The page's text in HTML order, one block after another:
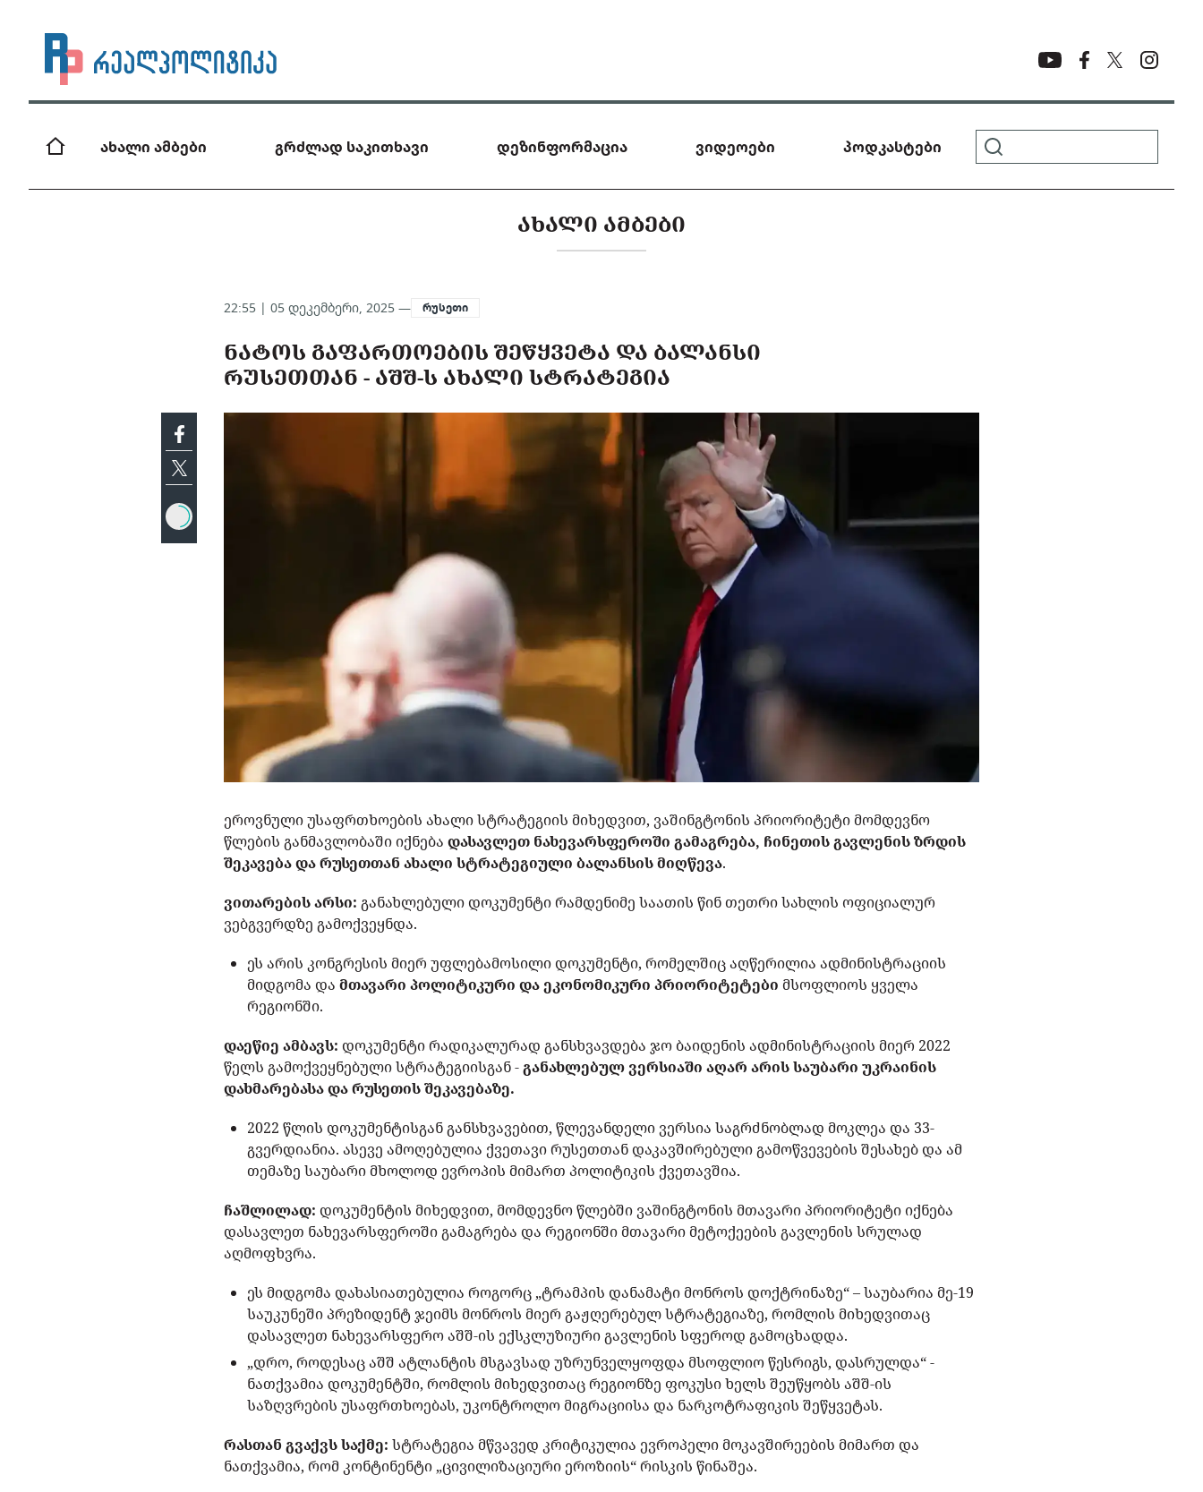
ახალი ამბები გრძლად საკითხავი დეზინფორმაცია ვიდეოები პოდკასტები
ᲐᲮᲐᲚᲘ ᲐᲛᲑᲔᲑᲘ
22:55 | 05 დეკემბერი, 2025 — რუსეთი
ᲜᲐᲢᲝᲡ ᲒᲐᲤᲐᲠᲗᲝᲔᲑᲘᲡ ᲨᲔᲬᲧᲕᲔᲢᲐ ᲓᲐ ᲑᲐᲚᲐᲜᲡᲘ
ᲠᲣᲡᲔᲗᲗᲐᲜ - ᲐᲨᲨ-Ს ᲐᲮᲐᲚᲘ ᲡᲢᲠᲐᲢᲔᲒᲘᲐ
ეროვნული უსაფრთხოების ახალი სტრატეგიის მიხედვით, ვაშინგტონის პრიორიტეტი მომდევნო
წლების განმავლობაში იქნებადასავლეთ ნახევარსფეროში გამაგრება, ჩინეთის გავლენის ზრდის
შეკავება და რუსეთთან ახალი სტრატეგიული ბალანსის მიღწევა.
ვითარების არსი: განახლებული დოკუმენტი რამდენიმე საათის წინ თეთრი სახლის ოფიციალურ
ვებგვერდზე გამოქვეყნდა.
ეს არის კონგრესის მიერ უფლებამოსილი დოკუმენტი, რომელშიც აღწერილია ადმინისტრაციის
მიდგომა დამთავარი პოლიტიკური და ეკონომიკური პრიორიტეტები მსოფლიოს ყველა
რეგიონში.
დაეწიე ამბავს: დოკუმენტი რადიკალურად განსხვავდება ჯო ბაიდენის ადმინისტრაციის მიერ 2022
წელს გამოქვეყნებული სტრატეგიისგან -განახლებულ ვერსიაში აღარ არის საუბარი უკრაინის
დახმარებასა და რუსეთის შეკავებაზე.
2022 წლის დოკუმენტისგან განსხვავებით, წლევანდელი ვერსია საგრძნობლად მოკლეა და 33-
გვერდიანია. ასევე ამოღებულია ქვეთავი რუსეთთან დაკავშირებული გამოწვევების შესახებ და ამ
თემაზე საუბარი მხოლოდ ევროპის მიმართ პოლიტიკის ქვეთავშია.
ჩაშლილად: დოკუმენტის მიხედვით, მომდევნო წლებში ვაშინგტონის მთავარი პრიორიტეტი იქნება
დასავლეთ ნახევარსფეროში გამაგრება და რეგიონში მთავარი მეტოქეების გავლენის სრულად
აღმოფხვრა.
ეს მიდგომა დახასიათებულია როგორც „ტრამპის დანამატი მონროს დოქტრინაზე“ – საუბარია მე-19
საუკუნეში პრეზიდენტ ჯეიმს მონროს მიერ გაჟღერებულ სტრატეგიაზე, რომლის მიხედვითაც
დასავლეთ ნახევარსფერო აშშ-ის ექსკლუზიური გავლენის სფეროდ გამოცხადდა.
„დრო, როდესაც აშშ ატლანტის მსგავსად უზრუნველყოფდა მსოფლიო წესრიგს, დასრულდა“ -
ნათქვამია დოკუმენტში, რომლის მიხედვითაც რეგიონზე ფოკუსი ხელს შეუწყობს აშშ-ის
საზღვრების უსაფრთხოებას, უკონტროლო მიგრაციისა და ნარკოტრაფიკის შეწყვეტას.
რასთან გვაქვს საქმე: სტრატეგია მწვავედ კრიტიკულია ევროპელი მოკავშირეების მიმართ და
ნათქვამია, რომ კონტინენტი „ცივილიზაციური ეროზიის“ რისკის წინაშეა.